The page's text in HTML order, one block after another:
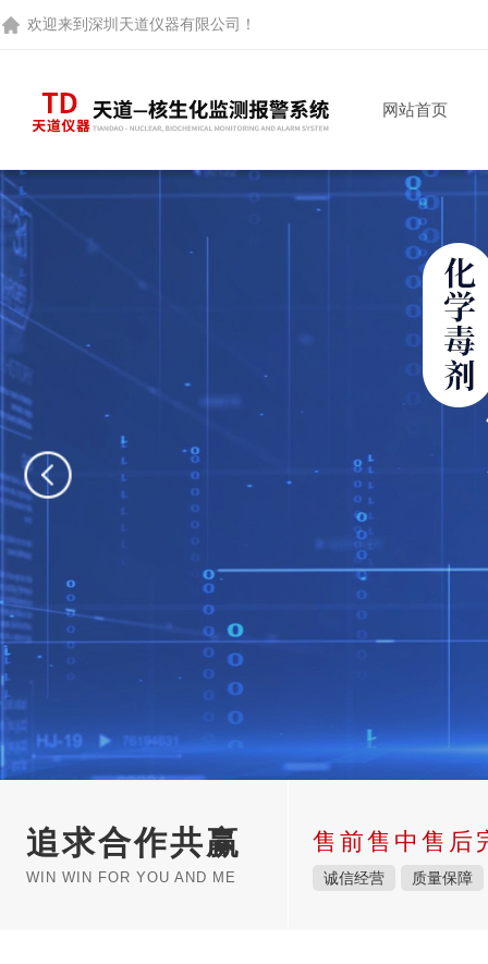
欢迎来到 深圳天道仪器有限公司 ！
网站首页
追求合作共赢
WIN WIN FOR YOU AND ME
售前售中售后
诚信经营 质量保障